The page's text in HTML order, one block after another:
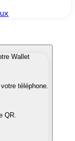
intéressent
monnaie
Wallet
téléphone.
QR.